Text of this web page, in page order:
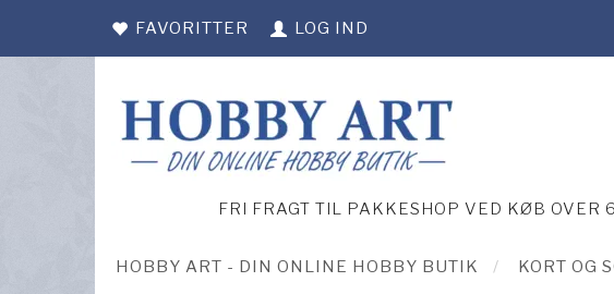
FAVORITTER LOG IND
FRI FRAGT TIL PAKKESHOP VED KØB OVER
HOBBY ART - DIN ONLINE HOBBY BUTIK KORT OG